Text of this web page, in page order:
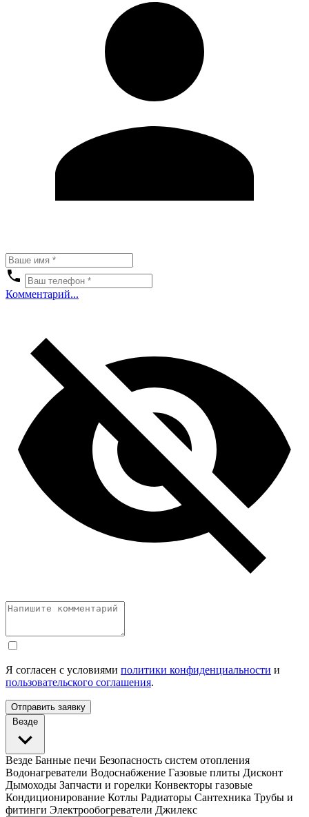
Комментарий...
Я согласен с условиями политики конфиденциальности и
пользовательского соглашения.
Отправить заявку
Везде
Везде Банные печи Безопасность систем отопления
Водонагреватели Водоснабжение Газовые плиты Дисконт
Дымоходы Запчасти и горелки Конвекторы газовые
Кондиционирование Котлы Радиаторы Сантехника Трубы и
фитинги Электрообогреватели Джилекс